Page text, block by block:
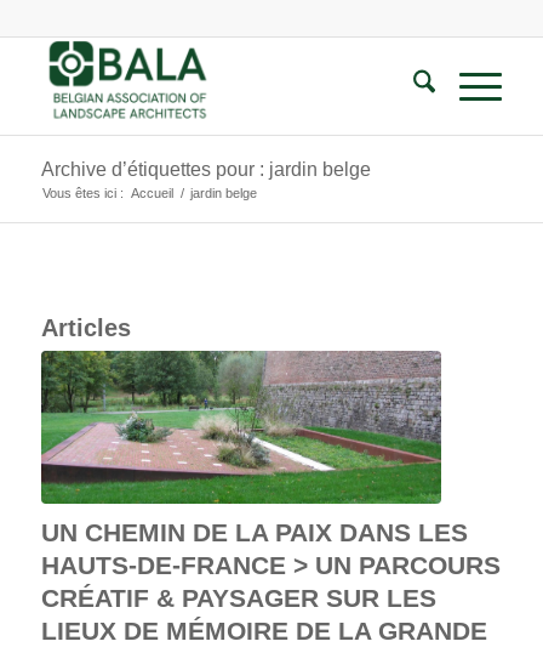
Archive d’étiquettes pour : jardin belge
Vous êtes ici : Accueil / jardin belge
Articles
UN CHEMIN DE LA PAIX DANS LES
HAUTS-DE-FRANCE > UN PARCOURS
CRÉATIF & PAYSAGER SUR LES
LIEUX DE MÉMOIRE DE LA GRANDE